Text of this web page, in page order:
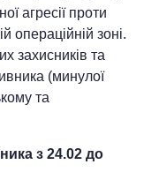
агресії проти
операційній зоні.
захисників та
(минулої
та
з 24.02 до